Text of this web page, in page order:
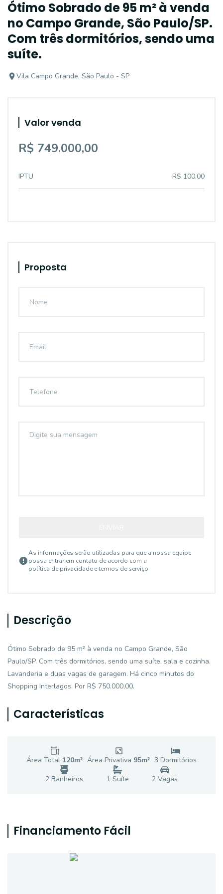
Ótimo Sobrado de 95 m² à venda
no Campo Grande, São Paulo/SP.
Com três dormitórios, sendo uma
suíte.
Vila Campo Grande, São Paulo - SP
Valor venda
R$ 749.000,00
IPTU R$ 100,00
Proposta
As informações serão utilizadas para que a nossa equipe
possa entrar em contato de acordo com a
política de privacidade e termos de serviço
Descrição
Ótimo Sobrado de 95 m² à venda no Campo Grande, São
Paulo/SP. Com três dormitórios, sendo uma suíte, sala e cozinha.
Lavanderia e duas vagas de garagem. Há cinco minutos do
Shopping Interlagos. Por R$ 750.000,00.
Características
Área Total 120m² Área Privativa 95m² 3 Dormitórios
2 Banheiros 1 Suíte 2Vagas
Financiamento Fácil